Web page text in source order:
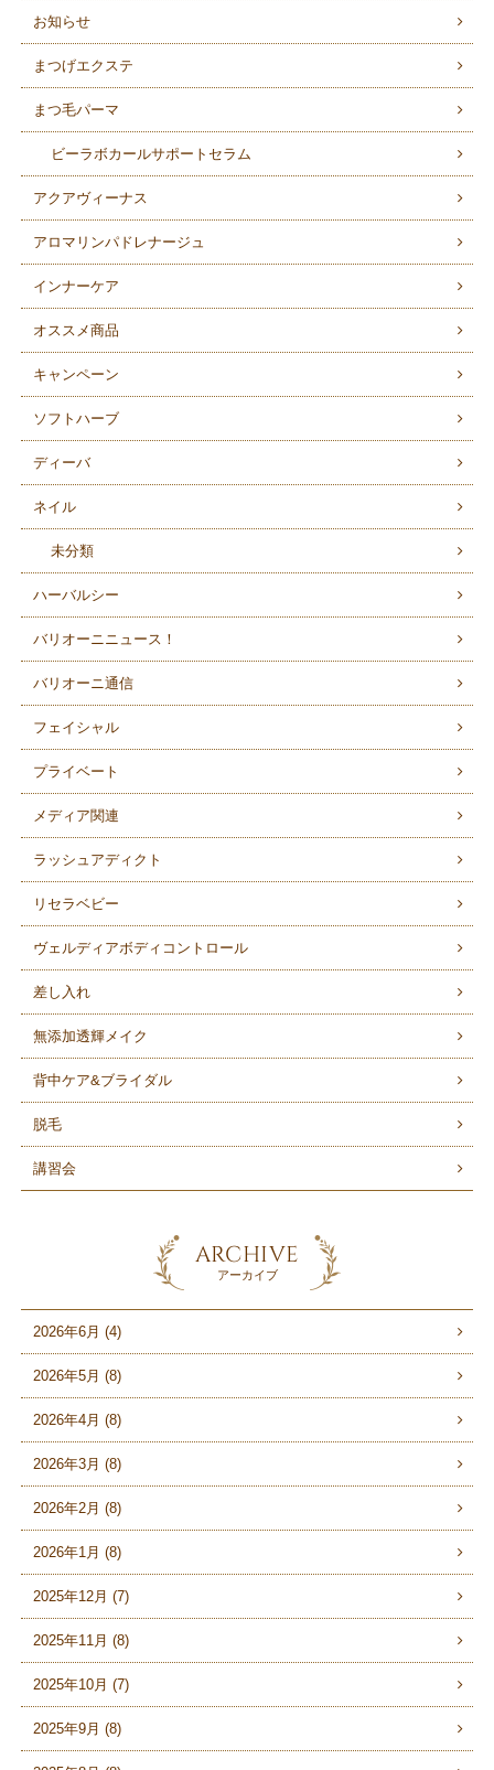
お知らせ
まつげエクステ
まつ毛パーマ
ビーラボカールサポートセラム
アクアヴィーナス
アロマリンパドレナージュ
インナーケア
オススメ商品
キャンペーン
ソフトハーブ
ディーバ
ネイル
未分類
ハーバルシー
バリオーニニュース！
バリオーニ通信
フェイシャル
プライベート
メディア関連
ラッシュアディクト
リセラベビー
ヴェルディアボディコントロール
差し入れ
無添加透輝メイク
背中ケア&ブライダル
脱毛
講習会
ARCHIVE
アーカイブ
2026年6月 (4)
2026年5月 (8)
2026年4月 (8)
2026年3月 (8)
2026年2月 (8)
2026年1月 (8)
2025年12月 (7)
2025年11月 (8)
2025年10月 (7)
2025年9月 (8)